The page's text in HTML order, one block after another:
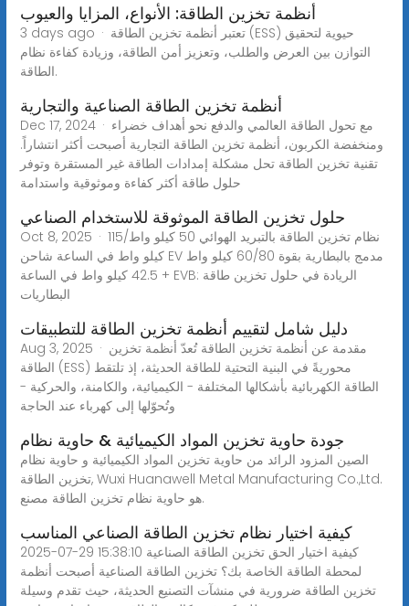
أنظمة تخزين الطاقة: الأنواع، المزايا والعيوب
3 days ago · تعتبر أنظمة تخزين الطاقة (ESS) حيوية لتحقيق
التوازن بين العرض والطلب، وتعزيز أمن الطاقة، وزيادة كفاءة نظام
الطاقة.
أنظمة تخزين الطاقة الصناعية والتجارية
Dec 17, 2024 · مع تحول الطاقة العالمي والدفع نحو أهداف خضراء
ومنخفضة الكربون، أنظمة تخزين الطاقة التجارية أصبحت أكثر انتشاراً.
تقنية تخزين الطاقة تحل مشكلة إمدادات الطاقة غير المستقرة وتوفر
حلول طاقة أكثر كفاءة وموثوقية واستدامة
حلول تخزين الطاقة الموثوقة للاستخدام الصناعي
Oct 8, 2025 · نظام تخزين الطاقة بالتبريد الهوائي 50 كيلو واط/115
كيلو واط في الساعة شاحن EV مدمج بالبطارية بقوة 60/80 كيلو واط
+ 42.5 كيلو واط في الساعة EVB: الريادة في حلول تخزين طاقة
البطاريات
دليل شامل لتقييم أنظمة تخزين الطاقة للتطبيقات
Aug 3, 2025 · مقدمة عن أنظمة تخزين الطاقة تُعدّ أنظمة تخزين
الطاقة (ESS) محوريةً في البنية التحتية للطاقة الحديثة، إذ تلتقط
الطاقة الكهربائية بأشكالها المختلفة - الكيميائية، والكامنة، والحركية -
وتُحوّلها إلى كهرباء عند الحاجة
جودة حاوية تخزين المواد الكيميائية & حاوية نظام
الصين المزود الرائد من حاوية تخزين المواد الكيميائية و حاوية نظام
تخزين الطاقة, Wuxi Huanawell Metal Manufacturing Co.,Ltd.
هو حاوية نظام تخزين الطاقة مصنع.
كيفية اختيار نظام تخزين الطاقة الصناعي المناسب
2025-07-29 15:38:10 كيفية اختيار الحق تخزين الطاقة الصناعية
لمحطة الطاقة الخاصة بك؟ تخزين الطاقة الصناعية أصبحت أنظمة
تخزين الطاقة ضرورية في منشآت التصنيع الحديثة، حيث تقدم وسيلة